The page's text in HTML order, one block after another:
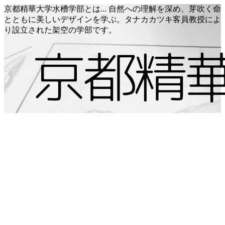
京都精華大学水槽学部とは... 自然への理解を深め、芽吹く命
とともに美しいデザインを学ぶ。タナカカツキ客員教授によ
り設立された架空の学部です。